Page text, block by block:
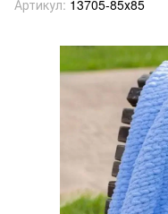
Артикул: 13705-85х85